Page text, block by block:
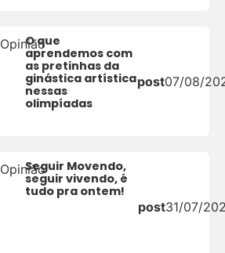
Opinião
O que
aprendemos com
as pretinhas da
ginástica artística
nessas
olimpíadas
post07/08/
OpiniãoSeguir Movendo,
seguir vivendo, é
tudo pra ontem!
post31/07/